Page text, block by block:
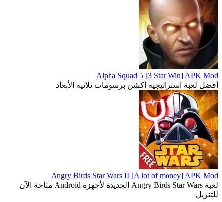
Alpha Squad 5 [3 Star Win] APK Mod
أفضل لعبة استراتيجية أكشن برسومات ثلاثية الأبعاد
Angry Birds Star Wars II [A lot of money] APK Mod
لعبة Angry Birds Star Wars الجديدة لأجهزة Android متاحة الآن
للتنزيل